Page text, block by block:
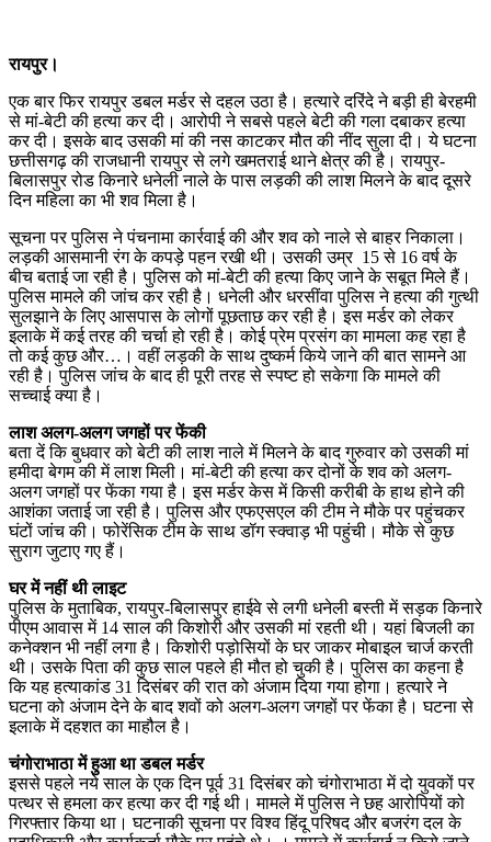
रायपुर।
एक बार फिर रायपुर डबल मर्डर से दहल उठा है। हत्यारे दरिंदे ने बड़ी ही बेरहमी
से मां-बेटी की हत्या कर दी। आरोपी ने सबसे पहले बेटी की गला दबाकर हत्या
कर दी। इसके बाद उसकी मां की नस काटकर मौत की नींद सुला दी। ये घटना
छत्तीसगढ़ की राजधानी रायपुर से लगे खमतराई थाने क्षेत्र की है। रायपुर-
बिलासपुर रोड किनारे धनेली नाले के पास लड़की की लाश मिलने के बाद दूसरे
दिन महिला का भी शव मिला है।
सूचना पर पुलिस ने पंचनामा कार्रवाई की और शव को नाले से बाहर निकाला।
लड़की आसमानी रंग के कपड़े पहन रखी थी। उसकी उम्र 15 से 16 वर्ष के
बीच बताई जा रही है। पुलिस को मां-बेटी की हत्या किए जाने के सबूत मिले हैं।
पुलिस मामले की जांच कर रही है। धनेली और धरसींवा पुलिस ने हत्या की गुत्थी
सुलझाने के लिए आसपास के लोगों पूछताछ कर रही है। इस मर्डर को लेकर
इलाके में कई तरह की चर्चा हो रही है। कोई प्रेम प्रसंग का मामला कह रहा है
तो कई कुछ और…। वहीं लड़की के साथ दुष्कर्म किये जाने की बात सामने आ
रही है। पुलिस जांच के बाद ही पूरी तरह से स्पष्ट हो सकेगा कि मामले की
सच्चाई क्या है।
लाश अलग-अलग जगहों पर फेंकी
बता दें कि बुधवार को बेटी की लाश नाले में मिलने के बाद गुरुवार को उसकी मां
हमीदा बेगम की में लाश मिली। मां-बेटी की हत्या कर दोनों के शव को अलग-
अलग जगहों पर फेंका गया है। इस मर्डर केस में किसी करीबी के हाथ होने की
आशंका जताई जा रही है। पुलिस और एफएसएल की टीम ने मौके पर पहुंचकर
घंटों जांच की। फोरेंसिक टीम के साथ डॉग स्क्वाड़ भी पहुंची। मौके से कुछ
सुराग जुटाए गए हैं।
घर में नहीं थी लाइट
पुलिस के मुताबिक, रायपुर-बिलासपुर हाईवे से लगी धनेली बस्ती में सड़क किनारे
पीएम आवास में 14 साल की किशोरी और उसकी मां रहती थी। यहां बिजली का
कनेक्शन भी नहीं लगा है। किशोरी पड़ोसियों के घर जाकर मोबाइल चार्ज करती
थी। उसके पिता की कुछ साल पहले ही मौत हो चुकी है। पुलिस का कहना है
कि यह हत्याकांड 31 दिसंबर की रात को अंजाम दिया गया होगा। हत्यारे ने
घटना को अंजाम देने के बाद शवों को अलग-अलग जगहों पर फेंका है। घटना से
इलाके में दहशत का माहौल है।
चंगोराभाठा में हुआ था डबल मर्डर
इससे पहले नये साल के एक दिन पूर्व 31 दिसंबर को चंगोराभाठा में दो युवकों पर
पत्थर से हमला कर हत्या कर दी गई थी। मामले में पुलिस ने छह आरोपियों को
गिरफ्तार किया था। घटनाकी सूचना पर विश्व हिंदू परिषद और बजरंग दल के